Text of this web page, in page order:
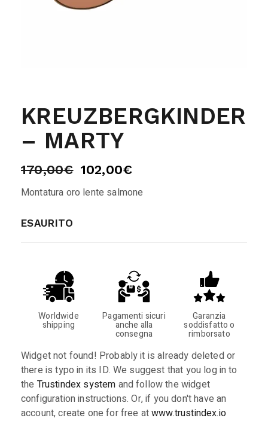
KREUZBERGKINDER
– MARTY
170,00€ 102,00€
Montatura oro lente salmone
ESAURITO
Worldwide
shipping
Pagamenti sicuri
anche alla
consegna
Garanzia
soddisfatto o
rimborsato
Widget not found! Probably it is already deleted or
there is typo in its ID. We suggest that you log in to
the Trustindex system and follow the widget
configuration instructions. Or, if you don't have an
account, create one for free atwww.trustindex.io